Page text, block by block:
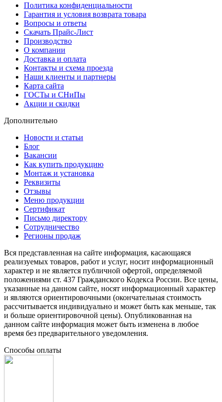
Политика конфиденциальности
Гарантия и условия возврата товара
Вопросы и ответы
Скачать Прайс-Лист
Производство
О компании
Доставка и оплата
Контакты и схема проезда
Наши клиенты и партнеры
Карта сайта
ГОСТы и СНиПы
Акции и скидки
Дополнительно
Новости и статьи
Блог
Вакансии
Как купить продукцию
Монтаж и установка
Реквизиты
Отзывы
Меню продукции
Сертификат
Письмо директору
Сотрудничество
Регионы продаж
Вся представленная на сайте информация, касающаяся
реализуемых товаров, работ и услуг, носит информационный
характер и не является публичной офертой, определяемой
положениями ст. 437 Гражданского Кодекса России. Все цены,
указанные на данном сайте, носят информационный характер
и являются ориентировочными (окончательная стоимость
рассчитывается индивидуально и может быть как меньше, так
и больше ориентировочной цены). Опубликованная на
данном сайте информация может быть изменена в любое
время без предварительного уведомления.
Способы оплаты